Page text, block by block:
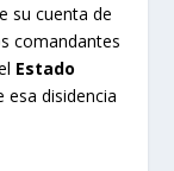
su cuenta de
comandantes
Estado
esa disidencia